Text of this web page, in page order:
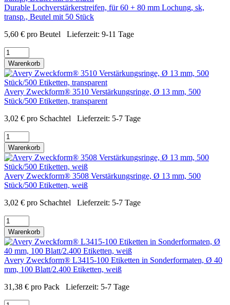
Durable Lochverstärkerstreifen, für 60 + 80 mm Lochung, sk,
transp., Beutel mit 50 Stück
5,60 € pro Beutel Lieferzeit: 9-11 Tage
Warenkorb
Avery Zweckform® 3510 Verstärkungsringe, Ø 13 mm, 500
Stück/500 Etiketten, transparent
3,02 € pro Schachtel Lieferzeit: 5-7 Tage
Warenkorb
Avery Zweckform® 3508 Verstärkungsringe, Ø 13 mm, 500
Stück/500 Etiketten, weiß
3,02 € pro Schachtel Lieferzeit: 5-7 Tage
Warenkorb
Avery Zweckform® L3415-100 Etiketten in Sonderformaten, Ø 40
mm, 100 Blatt/2.400 Etiketten, weiß
31,38 € pro Pack Lieferzeit: 5-7 Tage